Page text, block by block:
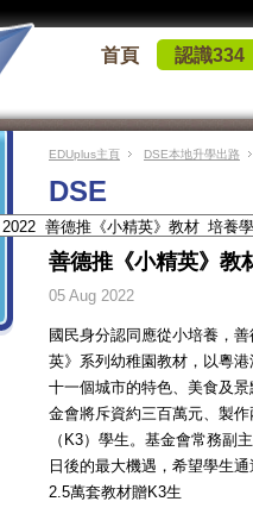
首頁 認識334
EDUplus主頁 DSE本地升學出路
DSE
善德推《小精英》教
05 Aug 2022
國民身分認同應從小培養，
英》系列幼稚園教材，以粵
十一個城市的特色、美食及
金會將斥資約三百萬元、製
（K3）學生。基金會常務副
日後的最大機遇，希望學生
2.5萬套教材贈K3生